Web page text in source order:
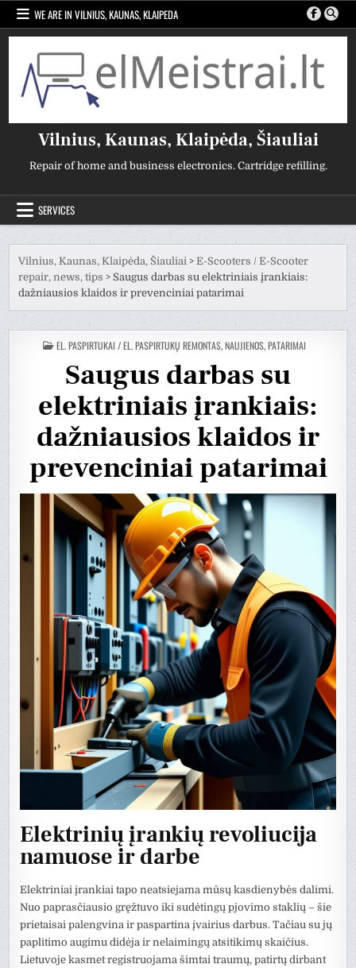
Skip
content
WE ARE IN VILNIUS, KAUNAS, KLAIPEDA
Vilnius, Kaunas, Klaipėda, Šiauliai
Repair of home and business electronics. Cartridge refilling.
SERVICES
Vilnius, Kaunas, Klaipėda, Šiauliai >E-Scooters / E-Scooter
repair, news, tips >Saugus darbas su elektriniais įrankiais:
dažniausios klaidos ir prevenciniai patarimai
POSTED
EL. PASPIRTUKAI / EL. PASPIRTUKŲ REMONTAS, NAUJIENOS, PATARIMAI
Saugus darbas su
elektriniais įrankiais:
dažniausios klaidos ir
prevenciniai patarimai
Elektrinių įrankių revoliucija
namuose ir darbe
Elektriniai įrankiai tapo neatsiejama mūsų kasdienybės dalimi.
Nuo paprasčiausio gręžtuvo iki sudėtingų pjovimo staklių – šie
prietaisai palengvina ir paspartina įvairius darbus. Tačiau su jų
paplitimo augimu didėja ir nelaimingų atsitikimų skaičius.
Lietuvoje kasmet registruojama šimtai traumų, patirtų dirbant